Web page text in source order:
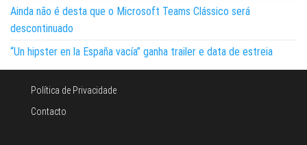
Ainda não é desta que o Microsoft Teams Clássico será
descontinuado
“Un hipster en la España vacía” ganha trailer e data de estreia
Política de Privacidade
Contacto